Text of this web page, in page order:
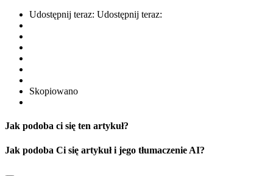
Udostępnij teraz: Udostępnij teraz:
Skopiowano
Jak podoba ci się ten artykuł?
Jak podoba Ci się artykuł i jego tłumaczenie AI?